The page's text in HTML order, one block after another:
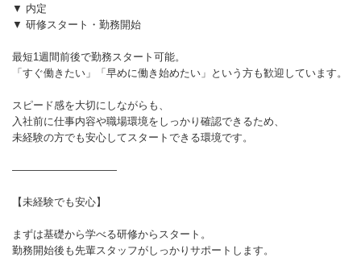
▼ 内定
▼ 研修スタート・勤務開始
最短1週間前後で勤務スタート可能。
「すぐ働きたい」「早めに働き始めたい」という方も歓迎しています。
スピード感を大切にしながらも、
入社前に仕事内容や職場環境をしっかり確認できるため、
未経験の方でも安心してスタートできる環境です。
――――――――――
【未経験でも安心】
まずは基礎から学べる研修からスタート。
勤務開始後も先輩スタッフがしっかりサポートします。